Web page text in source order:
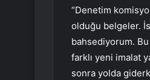
“Denetim
olduğu belgeler.
bahsediyorum. Bu
farklı yeni imalat
sonra yolda